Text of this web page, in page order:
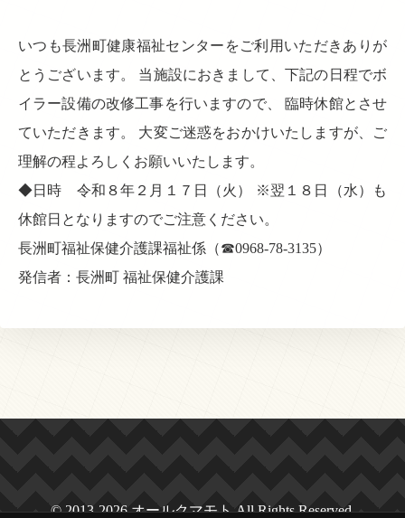
いつも長洲町健康福祉センターをご利用いただきありが
とうございます。 当施設におきまして、下記の日程でボ
イラー設備の改修工事を行いますので、 臨時休館とさせ
ていただきます。 大変ご迷惑をおかけいたしますが、ご
理解の程よろしくお願いいたします。
◆日時 令和８年２月１７日（火） ※翌１８日（水）も
休館日となりますのでご注意ください。
長洲町福祉保健介護課福祉係（☎0968-78-3135）
発信者：長洲町 福祉保健介護課
© 2013-2026 オールクマモト All Rights Reserved.